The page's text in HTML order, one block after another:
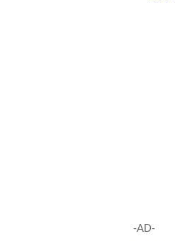
‐AD‐